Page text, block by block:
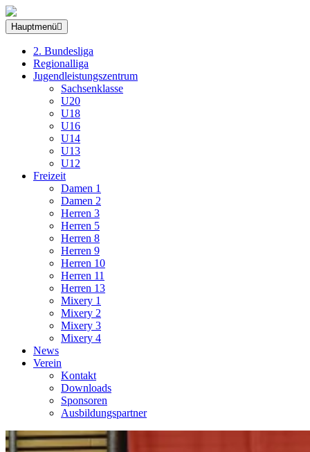
Hauptmenü
2. Bundesliga
Regionalliga
Jugendleistungszentrum
Sachsenklasse
U20
U18
U16
U14
U13
U12
Freizeit
Damen 1
Damen 2
Herren 3
Herren 5
Herren 8
Herren 9
Herren 10
Herren 11
Herren 13
Mixery 1
Mixery 2
Mixery 3
Mixery 4
News
Verein
Kontakt
Downloads
Sponsoren
Ausbildungspartner